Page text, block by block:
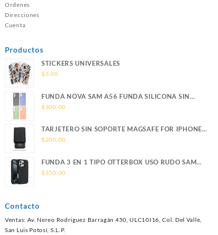
Ordenes
Direcciones
Cuenta
Productos
STICKERS UNIVERSALES
$3.00
FUNDA NOVA SAM A56 FUNDA SILICONA SIN
SOPORTE MAGNETICO SAMSUNG
$300.00
TARJETERO SIN SOPORTE MAGSAFE FOR IPHONE
LEATHER WALLET MAGSAFE
$200.00
FUNDA 3 EN 1 TIPO OTTERBOX USO RUDO SAM
S26 ULTRA SAMSUNG S26 ULTRA
$350.00
Contacto
Ventas: Av. Nereo Rodriguez Barragán 450, ULC10I16, Col. Del Valle,
San Luis Potosí, S.L.P.